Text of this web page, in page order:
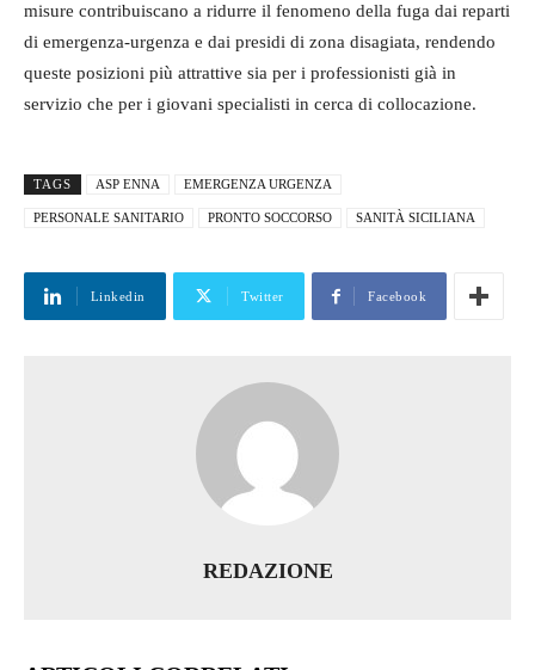
misure contribuiscano a ridurre il fenomeno della fuga dai reparti
di emergenza-urgenza e dai presidi di zona disagiata, rendendo
queste posizioni più attrattive sia per i professionisti già in
servizio che per i giovani specialisti in cerca di collocazione.
TAGS ASP ENNA EMERGENZA URGENZA
PERSONALE SANITARIO PRONTO SOCCORSO SANITÀ SICILIANA
Linkedin Twitter Facebook
REDAZIONE